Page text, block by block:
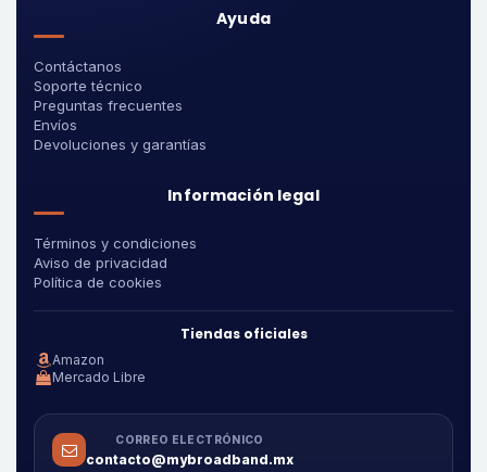
Ayuda
Contáctanos
Soporte técnico
Preguntas frecuentes
Envíos
Devoluciones y garantías
Información legal
Términos y condiciones
Aviso de privacidad
Política de cookies
Tiendas oficiales
Amazon
Mercado Libre
CORREO ELECTRÓNICO
contacto@mybroadband.mx